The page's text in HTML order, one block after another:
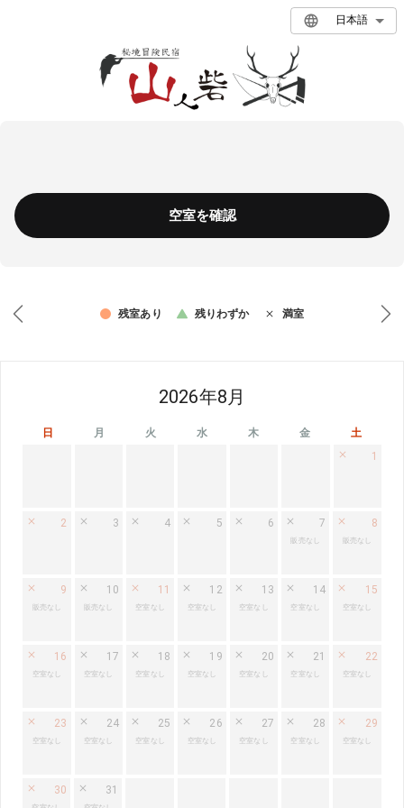
日本語
空室を確認
残室あり 残りわずか 満室
2026年8月
日 月 火 水 木 金
土
1
2 3 4 5 6 7
販売なし
8
販売なし
9
販売なし
10
販売なし
11
空室なし
12
空室なし
13
空室なし
14
空室なし
15
空室なし
16
空室なし
17
空室なし
18
空室なし
19
空室なし
20
空室なし
21
空室なし
22
空室なし
23
空室なし
24
空室なし
25
空室なし
26
空室なし
27
空室なし
28
空室なし
29
空室なし
30 31